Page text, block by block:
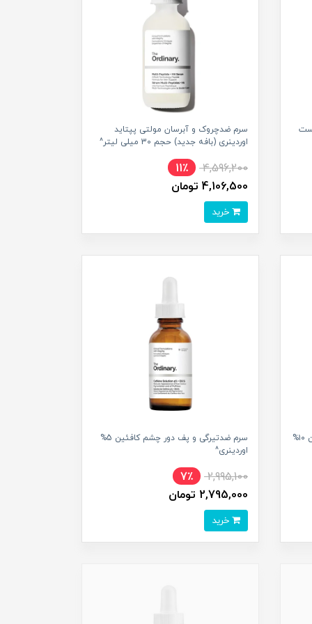
سرم ضدچروک و آبرسان مولتی پپتاید
اوردینری (بافه جدید) حجم 30 میلی لیتر^
4,596,200
11٪
4,106,500 تومان
خرید
سرم ضد چروک و پرکننده خطوط آرژلین ۱۰%
سرم ضدتیرگی و پف دور چشم کافئین 5%
اوردینری^
2,995,100
7٪
2,795,000 تومان
خرید